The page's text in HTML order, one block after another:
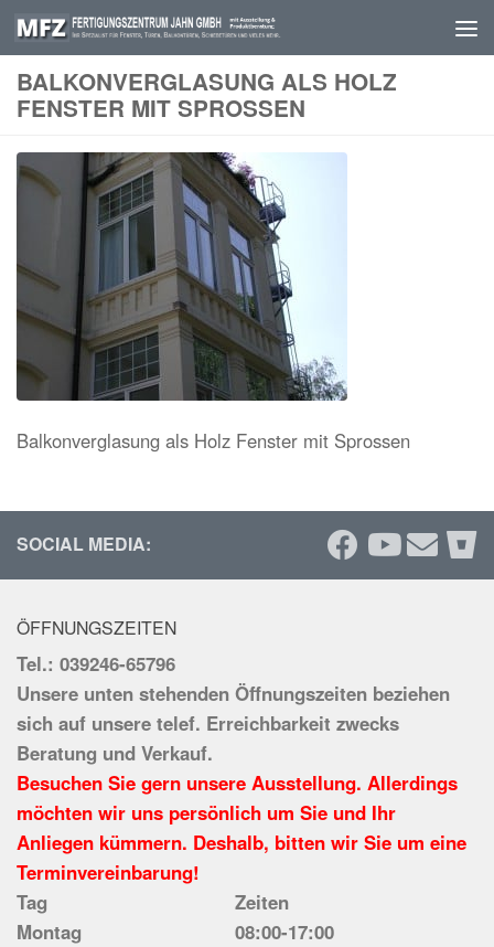
Skip to content
BALKONVERGLASUNG ALS HOLZ
FENSTER MIT SPROSSEN
Balkonverglasung als Holz Fenster mit Sprossen
SOCIAL MEDIA:
ÖFFNUNGSZEITEN
Tel.: 039246-65796
Unsere unten stehenden Öffnungszeiten beziehen
sich auf unsere telef. Erreichbarkeit zwecks
Beratung und Verkauf.
Besuchen Sie gern unsere Ausstellung. Allerdings
möchten wir uns persönlich um Sie und Ihr
Anliegen kümmern. Deshalb, bitten wir Sie um eine
Terminvereinbarung!
Tag
Zeiten
Montag
08:00-17:00